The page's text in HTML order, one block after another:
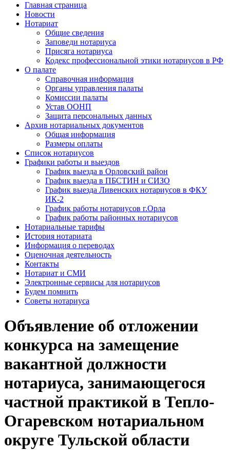
Главная страница
Новости
Нотариат
Общие сведения
Заповеди нотариуса
Присяга нотариуса
Кодекс профессиональной этики нотариусов в РФ
О палате
Справочная информация
Органы управления палаты
Комиссии палаты
Устав ООНП
Защита персональных данных
Архив нотариальных документов
Общая информация
Размеры оплаты
Список нотариусов
Графики работы и выездов
График выезда в Орловский район
График выезда в ПБСТИН и СИЗО
График выезда Ливенских нотариусов в ФКУ
ИК-2
График работы нотариусов г.Орла
График работы районных нотариусов
Нотариальные тарифы
История нотариата
Информация о переводах
Оценочная деятельность
Контакты
Нотариат и СМИ
Электронные сервисы для нотариусов
Будем помнить
Советы нотариуса
Объявление об отложении
конкурса на замещение
вакантной должности
нотариуса, занимающегося
частной практикой в Тепло-
Огаревском нотариальном
округе Тульской области